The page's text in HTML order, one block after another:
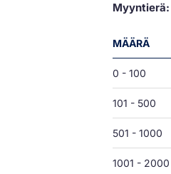
Myyntierä:
MÄÄRÄ
0 - 100
101 - 500
501 - 1000
1001 - 2000